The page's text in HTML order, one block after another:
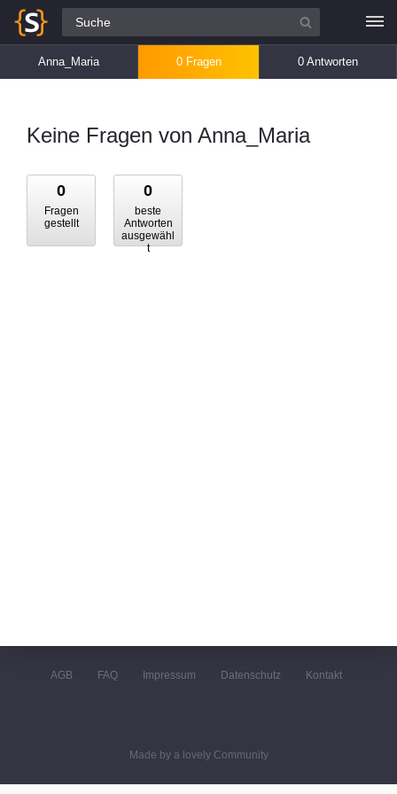
Alle Fragen
Anna_Maria 0 Fragen 0 Antworten
Keine Fragen von Anna_Maria
0
Fragen
gestellt
0
beste
Antworten
ausgewähl
t
AGB FAQ Impressum Datenschutz Kontakt
Made by a lovely Community